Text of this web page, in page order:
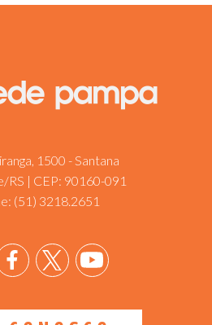
1500 - Santana
RS | CEP: 90160-091
(51) 3218.2651